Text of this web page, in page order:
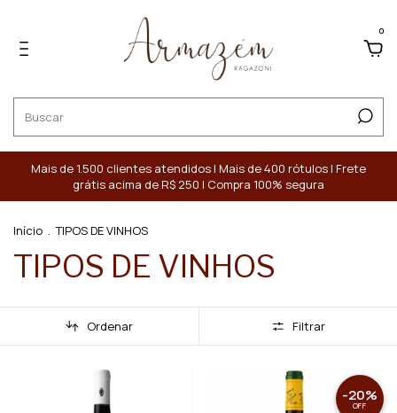
0
Mais de 1.500 clientes atendidos | Mais de 400 rótulos | Frete
grátis acima de R$ 250 | Compra 100% segura
Início . TIPOS DE VINHOS
TIPOS DE VINHOS
Ordenar Filtrar
-20%
OFF